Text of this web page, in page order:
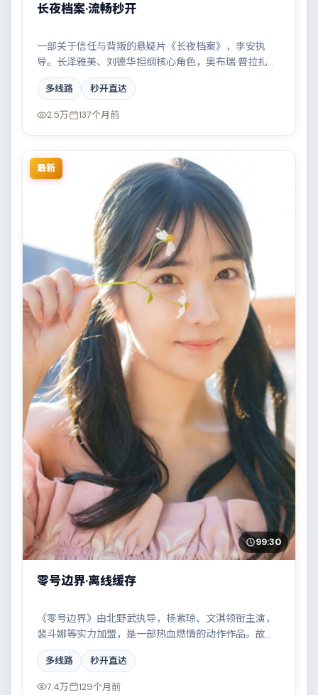
长夜档案·流畅秒开
一部关于信任与背叛的悬疑片《长夜档案》，李安执
导。长泽雅美、刘德华担纲核心角色，奥布瑞·普拉扎、
河正宇、全智贤、蒂尔达·斯文顿等实力加盟，取景与班
底多来自澳大利亚。一场看似偶然的事故牵出陈年秘
辛。结尾留白耐人寻味。
多线路 秒开直达
2.5万 137个月前
最新
99:30
零号边界·离线缓存
《零号边界》由北野武执导，杨紫琼、文淇领衔主演，
裴斗娜等实力加盟，是一部热血燃情的动作作品。故事
主要发生在加拿大，一场看似偶然的事故牵出陈年秘
辛。影片在视听语言与叙事节奏上均有突破，适合喜欢
深度叙事的观众。
多线路 秒开直达
7.4万 129个月前